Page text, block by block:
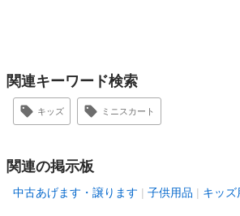
関連キーワード検索
キッズ ミニスカート
関連の掲示板
中古あげます・譲ります 子供用品 キッズ